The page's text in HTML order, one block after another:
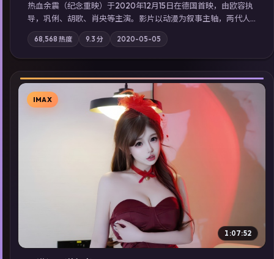
热血余震（纪念重映）于2020年12月15日在德国首映，由欧容执
导，巩俐、胡歌、肖央等主演。影片以动漫为叙事主轴，两代人
的执念在暴风雨夜正面相撞；摄影与配乐强化地域气质；站内亦
可通过「国产免费观看高清电视剧在线看」延展检索同类型高分
佳作，畅享高清在线追剧体验。
68,568 热度 9.3 分 2020-05-05
▶
IMAX
1:07:52